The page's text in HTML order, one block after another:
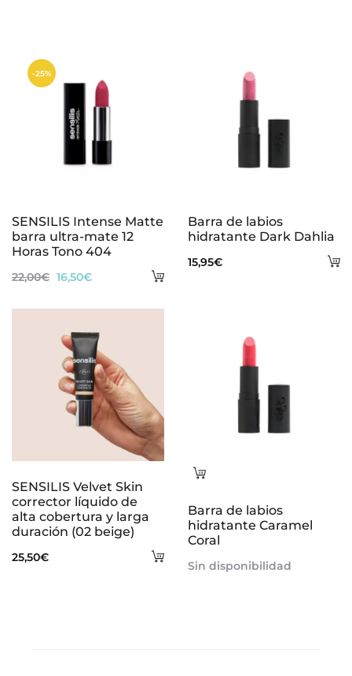
-25%
Añadir
SENSILIS Intense Matte
barra ultra-mate 12
Horas Tono 404
22,00€ El
era:
22,00€.
16,50€El
es:
16,50€.
Barra de labios
hidratante Dark Dahlia
15,95€
Añadir
SENSILIS Velvet Skin
corrector líquido de
alta cobertura y larga
duración (02 beige)
25,50€
Leer
Barra de labios
hidratante Caramel
Coral
Sin disponibilidad